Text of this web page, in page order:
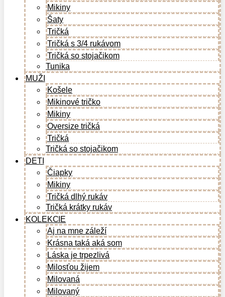
Mikiny
Šaty
Tričká
Tričká s 3/4 rukávom
Tričká so stojačikom
Tunika
MUŽI
Košele
Mikinové tričko
Mikiny
Oversize tričká
Tričká
Tričká so stojačikom
DETI
Čiapky
Mikiny
Tričká dlhý rukáv
Tričká krátky rukáv
KOLEKCIE
Aj na mne záleží
Krásna taká aká som
Láska je trpezlivá
Milosťou žijem
Milovaná
Milovaný